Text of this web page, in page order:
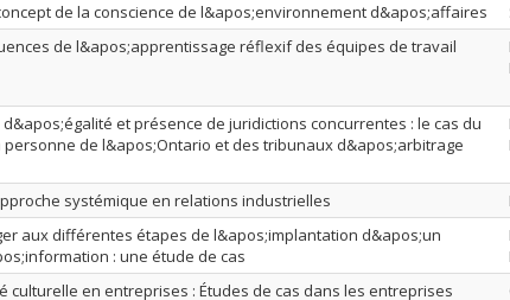
de la conscience de l&apos;environnement d&apos;affaires
de l&apos;apprentissage réflexif des équipes de travail
et présence de juridictions concurrentes : le cas du
de l&apos;Ontario et des tribunaux d&apos;arbitrage
systémique en relations industrielles
aux différentes étapes de l&apos;implantation d&apos;un
: une étude de cas
culturelle en entreprises : Études de cas dans les entreprises